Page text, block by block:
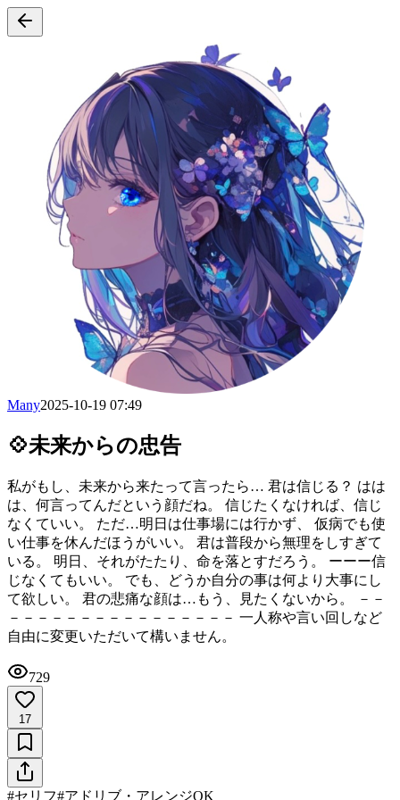
Many2025-10-19 07:49
💠未来からの忠告
私がもし、未来から来たって言ったら… 君は信じる？ はは
は、何言ってんだという顔だね。 信じたくなければ、信じ
なくていい。 ただ…明日は仕事場には行かず、 仮病でも使
い仕事を休んだほうがいい。 君は普段から無理をしすぎて
いる。 明日、それがたたり、命を落とすだろう。 ーーー信
じなくてもいい。 でも、どうか自分の事は何より大事にし
て欲しい。 君の悲痛な顔は…もう、見たくないから。 －－
－－－－－－－－－－－－－－－－ 一人称や言い回しなど
自由に変更いただいて構いません。
729
17
#セリフ#アドリブ・アレンジOK